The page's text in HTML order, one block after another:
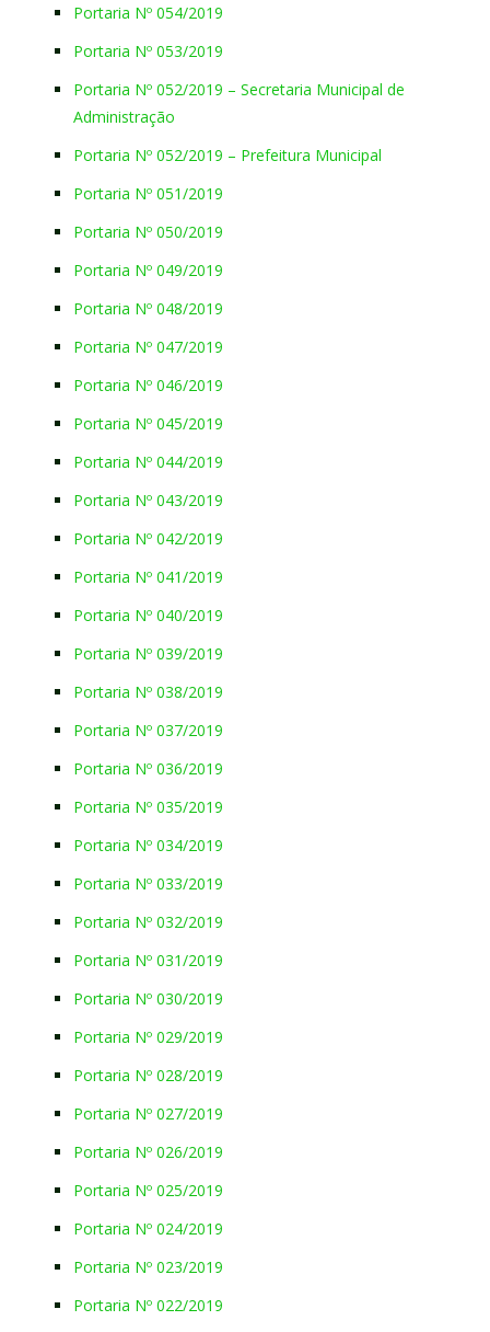
Portaria Nº 054/2019
Portaria Nº 053/2019
Portaria Nº 052/2019 – Secretaria Municipal de
Administração
Portaria Nº 052/2019 – Prefeitura Municipal
Portaria Nº 051/2019
Portaria Nº 050/2019
Portaria Nº 049/2019
Portaria Nº 048/2019
Portaria Nº 047/2019
Portaria Nº 046/2019
Portaria Nº 045/2019
Portaria Nº 044/2019
Portaria Nº 043/2019
Portaria Nº 042/2019
Portaria Nº 041/2019
Portaria Nº 040/2019
Portaria Nº 039/2019
Portaria Nº 038/2019
Portaria Nº 037/2019
Portaria Nº 036/2019
Portaria Nº 035/2019
Portaria Nº 034/2019
Portaria Nº 033/2019
Portaria Nº 032/2019
Portaria Nº 031/2019
Portaria Nº 030/2019
Portaria Nº 029/2019
Portaria Nº 028/2019
Portaria Nº 027/2019
Portaria Nº 026/2019
Portaria Nº 025/2019
Portaria Nº 024/2019
Portaria Nº 023/2019
Portaria Nº 022/2019